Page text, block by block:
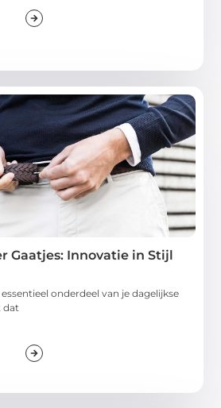
Gaatjes: Innovatie in Stijl
onderdeel van je dagelijkse
dat